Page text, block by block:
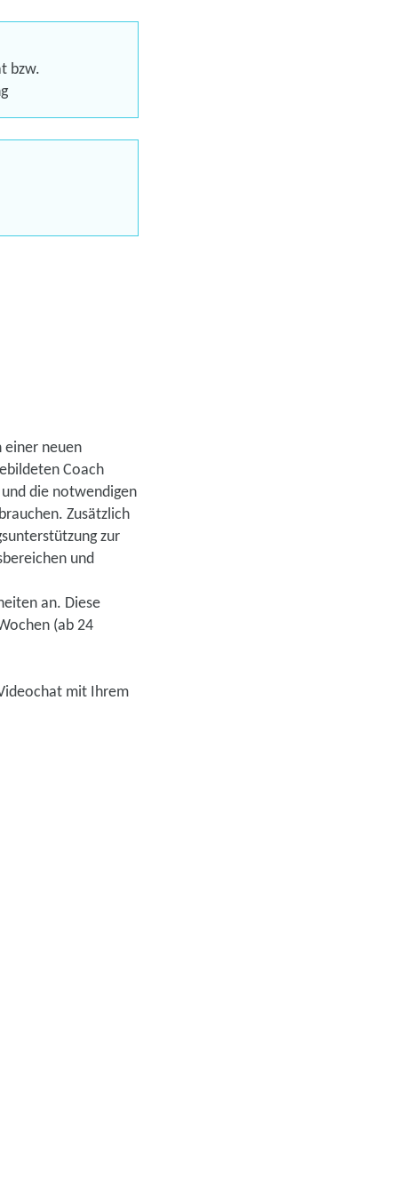
(AVGS)
bzw.
einer neuen
Coach
die notwendigen
Zusätzlich
zur
und
an. Diese
(ab 24
mit Ihrem